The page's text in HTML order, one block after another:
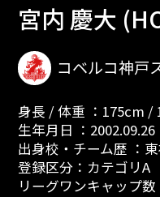
宮内 慶大
コベルコ神戸
身長 / 体重 ：175cm /
生年月日 ：2002.09.26
出身校・チーム歴 ：
登録区分：カテゴリA
リーグワンキャップ数